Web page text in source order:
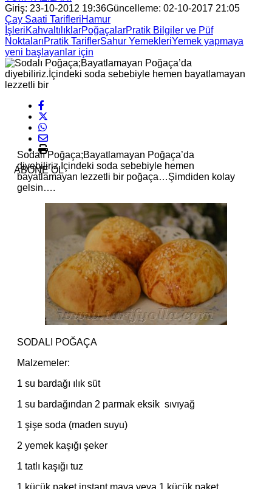
Giriş: 23-10-2012 19:36Güncelleme: 02-10-2017 21:05
Çay Saati TarifleriHamur
İşleriKahvaltılıklarPoğaçalarPratik Bilgiler ve Püf
NoktalarıPratik TariflerSahur YemekleriYemek yapmaya
yeni başlayanlar için
ABONE OL
Sodalı Poğaça;Bayatlamayan Poğaça’da
diyebiliriz.İçindeki soda sebebiyle hemen
bayatlamayan lezzetli bir poğaça…Şimdiden kolay
gelsin….
SODALI POĞAÇA
Malzemeler:
1 su bardağı ılık süt
1 su bardağından 2 parmak eksik sıvıyağ
1 şişe soda (maden suyu)
2 yemek kaşığı şeker
1 tatlı kaşığı tuz
1 küçük paket instant maya veya 1 küçük paket